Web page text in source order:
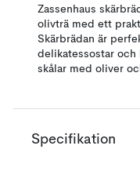
Zassenhaus
olivträ med ett
Skärbrädan är
delikatessostar och
skålar med oliver
Specifikation